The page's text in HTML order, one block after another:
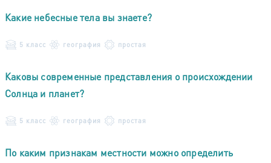
Какие небесные тела вы знаете?
5 класс география простая
Каковы современные представления о происхождении
Солнца и планет?
5 класс география простая
По каким признакам местности можно определить